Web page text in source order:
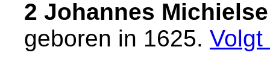
2 Johannes
geboren in 1625. Volgt